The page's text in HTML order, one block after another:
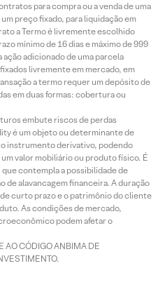
para compra ou a venda de uma
preço fixado, para liquidação em
a Termo é livremente escolhido
mínimo de 16 dias e máximo de 999
adicionado de uma parcela
livremente em mercado, em
a termo requer um depósito de
em duas formas: cobertura ou
embute riscos de perdas
é um objeto ou determinante de
instrumento derivativo, podendo
valor mobiliário ou produto físico. É
contempla a possibilidade de
de alavancagem financeira. A duração
curto prazo e o patrimônio do cliente
As condições de mercado,
podem afetar o
AO CÓDIGO ANBIMA DE